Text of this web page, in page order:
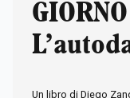
Un libro di Diego